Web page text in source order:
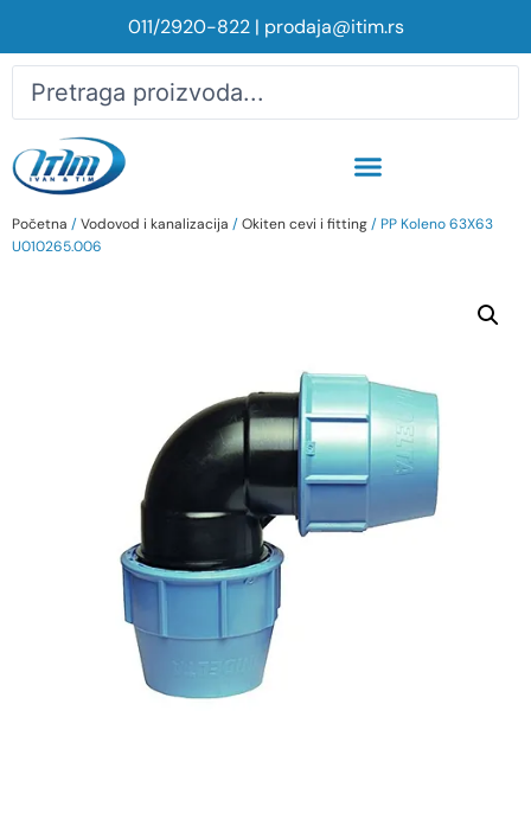
011/2920-822| prodaja@itim.rs
Početna /Vodovod i kanalizacija /Okiten cevi i fitting/ PP Koleno 63X63
U010265.006